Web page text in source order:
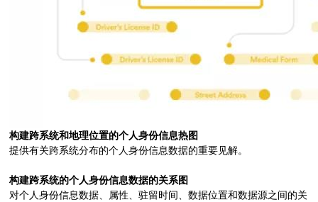
构建跨系统和地理位置的个人身份信息热图
提供有关跨系统分布的个人身份信息数据的重要见解。
构建跨系统的个人身份信息数据的关系图
对个人身份信息数据、属性、驻留时间、数据位置和数据源之间的关